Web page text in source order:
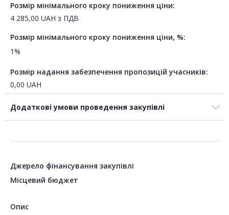
Розмір мінімального кроку пониження ціни:
4 285,00 UAH з ПДВ
Розмір мінімального кроку пониження ціни, %:
1%
Розмір надання забезпечення пропозицій учасників:
0,00 UAH
Додаткові умови проведення закупівлі
Джерело фінансування закупівлі
Місцевий бюджет
Опис